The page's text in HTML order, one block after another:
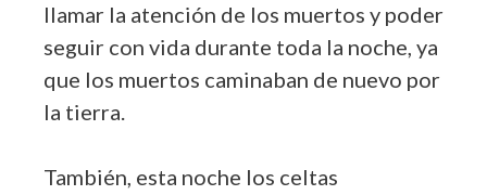
llamar la atención de los muertos y poder
seguir con vida durante toda la noche, ya
que los muertos caminaban de nuevo por
la tierra.
También, esta noche los celtas